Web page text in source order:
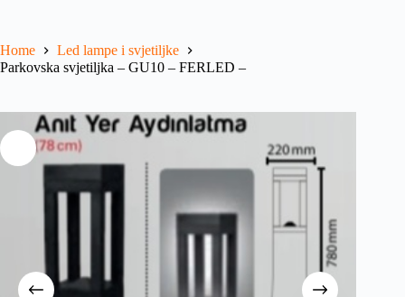
Home
Led lampe i svjetiljke
Parkovska svjetiljka – GU10 – FERLED –